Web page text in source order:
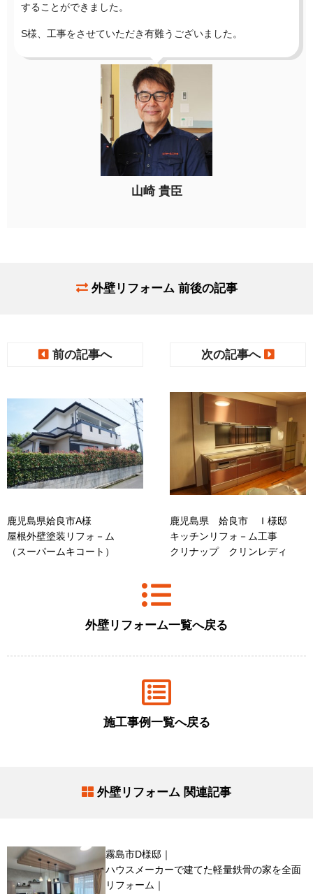
することができました。
S様、工事をさせていただき有難うございました。
山崎 貴臣
外壁リフォーム 前後の記事
前の記事へ
鹿児島県姶良市A様
屋根外壁塗装リフォ－ム
（スーパームキコート）
外壁リフォーム一覧へ戻る
施工事例一覧へ戻る
次の記事へ
鹿児島県 姶良市 Ｉ様邸
キッチンリフォ－ム工事
クリナップ クリンレディ
外壁リフォーム 関連記事
霧島市D様邸｜
ハウスメーカーで建てた軽量鉄骨の家を全面
リフォーム｜